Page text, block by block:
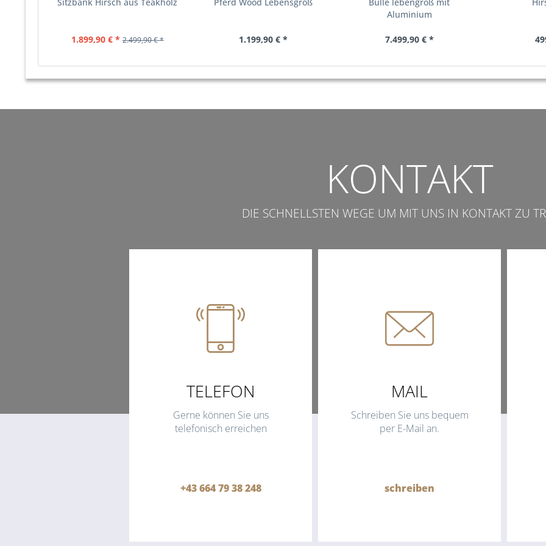
1.899,90 € * 2.499,90 € * 1.199,90 € *
Aluminium
7.499,90 € *
KONTAKT
DIE SCHNELLSTEN WEGE UM MIT UNS IN KONTAKT ZU
TELEFON
Gerne können Sie uns
telefonisch erreichen
+43 664 79 38 248
MAIL
Schreiben Sie uns bequem
per E-Mail an.
schreiben